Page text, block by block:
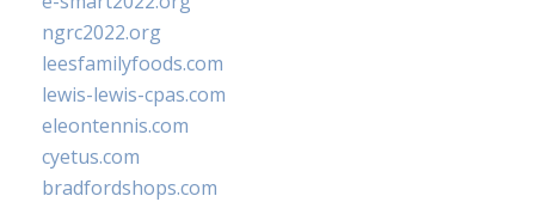
ngrc2022.org
leesfamilyfoods.com
lewis-lewis-cpas.com
eleontennis.com
cyetus.com
bradfordshops.com